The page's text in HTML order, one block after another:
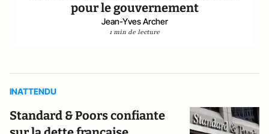
pour le gouvernement
Jean-Yves Archer
1 min de lecture
INATTENDU
Standard & Poors confiante